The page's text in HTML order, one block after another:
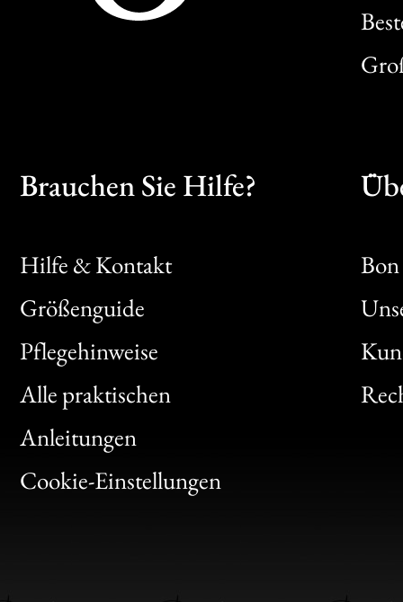
Brauchen Sie Hilfe?
Hilfe & Kontakt
Größenguide
Pflegehinweise
Alle praktischen
Anleitungen
Cookie-Einstellungen
Bon
Clic